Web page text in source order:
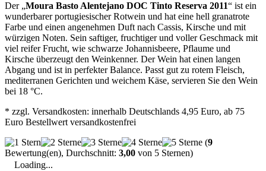
Der „Moura Basto Alentejano DOC Tinto Reserva 2011“ ist ein
wunderbarer portugiesischer Rotwein und hat eine hell granatrote
Farbe und einen angenehmen Duft nach Cassis, Kirsche und mit
würzigen Noten. Sein saftiger, fruchtiger und voller Geschmack mit
viel reifer Frucht, wie schwarze Johannisbeere, Pflaume und
Kirsche überzeugt den Weinkenner. Der Wein hat einen langen
Abgang und ist in perfekter Balance. Passt gut zu rotem Fleisch,
mediterranen Gerichten und weichem Käse, servieren Sie den Wein
bei 18 °C.
* zzgl. Versandkosten: innerhalb Deutschlands 4,95 Euro, ab 75
Euro Bestellwert versandkostenfrei
(9
Bewertung(en), Durchschnitt: 3,00 von 5 Sternen)
Loading...